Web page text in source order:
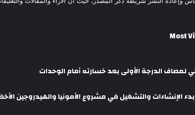
Most
لمصاف الدرجة الأولى بعد خسارته أمام الوحدات
الإنشاءات والتشغيل في مشروع الأمونيا والهيدروجين الأخضر